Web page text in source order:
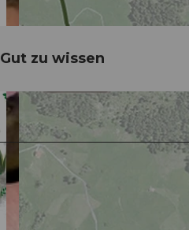
Gut zu wissen